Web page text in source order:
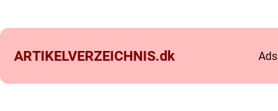
ARTIKELVERZEICHNIS.dk Ads